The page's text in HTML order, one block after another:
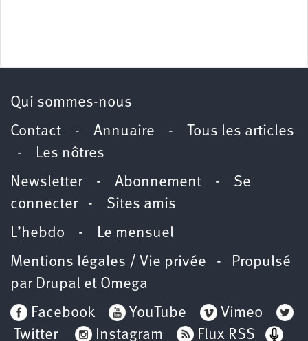
Qui sommes-nous
Contact - Annuaire -
Tous les articles
-
Les nôtres
Newsletter- Abonnement - Se
connecter- Sites amis
L’hebdo -
Le mensuel
Mentions légales / Vie privée - Propulsé
par Drupal et Omega
Facebook
YouTube
Vimeo
Twitter
Instagram Flux RSS